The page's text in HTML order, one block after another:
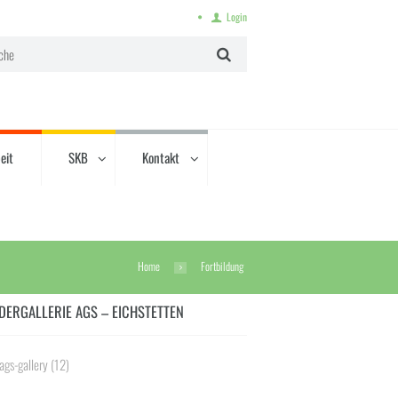
Login
SKB Kontakt
Home Fortbildung
AGS – EICHSTETTEN
ags-gallery (12)